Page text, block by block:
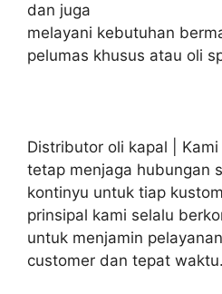
dan juga
melayani kebutuhan
pelumas khusus atau oli
Distributor oli kapal | Kami
tetap menjaga hubungan
kontinyu untuk tiap
prinsipal kami selalu
untuk menjamin
customer dan tepat waktu.